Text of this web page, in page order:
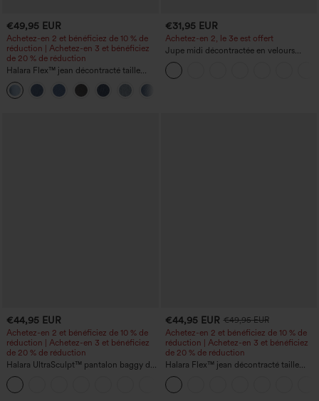
€49,95 EUR
Achetez-en 2 et bénéficiez de 10 % de
réduction | Achetez-en 3 et bénéficiez
de 20 % de réduction
Halara Flex™ jean décontracté taille
haute à effet gainant, coupe large, avec
poches
€31,95 EUR
Achetez-en 2, le 3e est offert
Jupe midi décontractée en velours
côtelé, taille mi-haute, poches avant
latérales à rabat
€44,95 EUR
Achetez-en 2 et bénéficiez de 10 % de
réduction | Achetez-en 3 et bénéficiez
de 20 % de réduction
Halara UltraSculpt™ pantalon baggy de
yoga taille haute à effet gainant pour le
ventre, à rayures color block, avec
poches
€44,95 EUR €49,95 EUR
Achetez-en 2 et bénéficiez de 10 % de
réduction | Achetez-en 3 et bénéficiez
de 20 % de réduction
Halara Flex™ jean décontracté taille
haute, large, avec poches, ourlet
retroussé et effet délavé